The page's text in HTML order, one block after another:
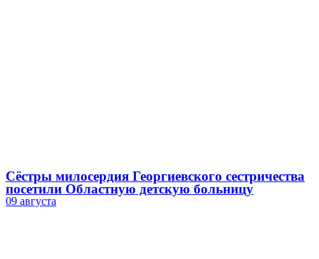
Сёстры милосердия Георгиевского сестричества
посетили Областную детскую больницу
09 августа